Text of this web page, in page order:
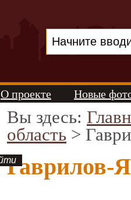
О проекте Новые
Вы здесь:
область >
Гаврилов-